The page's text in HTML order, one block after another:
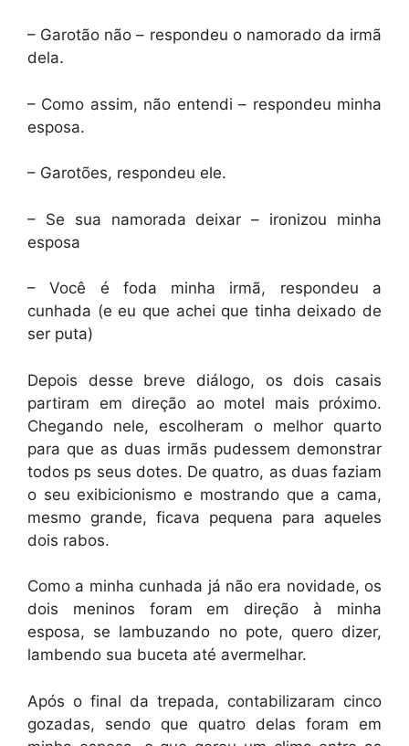
– Garotão não – respondeu o namorado da irmã
dela.
– Como assim, não entendi – respondeu minha
esposa.
– Garotões, respondeu ele.
– Se sua namorada deixar – ironizou minha
esposa
– Você é foda minha irmã, respondeu a
cunhada (e eu que achei que tinha deixado de
ser puta)
Depois desse breve diálogo, os dois casais
partiram em direção ao motel mais próximo.
Chegando nele, escolheram o melhor quarto
para que as duas irmãs pudessem demonstrar
todos ps seus dotes. De quatro, as duas faziam
o seu exibicionismo e mostrando que a cama,
mesmo grande, ficava pequena para aqueles
dois rabos.
Como a minha cunhada já não era novidade, os
dois meninos foram em direção à minha
esposa, se lambuzando no pote, quero dizer,
lambendo sua buceta até avermelhar.
Após o final da trepada, contabilizaram cinco
gozadas, sendo que quatro delas foram em